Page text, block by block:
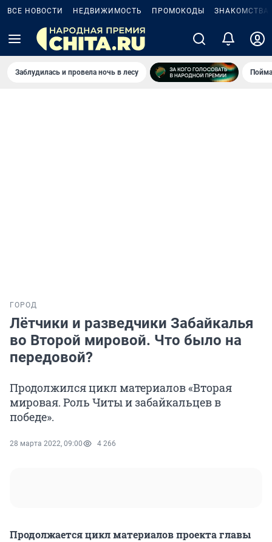
ВСЕ НОВОСТИ НЕДВИЖИМОСТЬ ПРОМОКОДЫ ЗНАКОМСТВА
Заблудилась и провела ночь в лесу
ГОРОД
Лётчики и разведчики Забайкалья
во Второй мировой. Что было на
передовой?
Продолжился цикл материалов «Вторая
мировая. Роль Читы и забайкальцев в
победе».
28 марта 2022, 09:00 4 266
Продолжается цикл материалов проекта главы